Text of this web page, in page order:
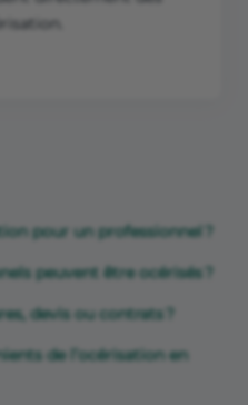
pour un professionnel ?
peuvent être océrisés ?
devis ou contrats ?
de l’océrisation en